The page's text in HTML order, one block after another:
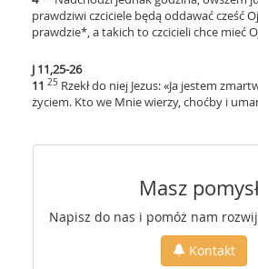
prawdziwi czciciele będą oddawać cześć
prawdzie*, a takich to czcicieli chce mieć
J 11,25-26
11 25 Rzekł do niej Jezus: «Ja jestem
życiem. Kto we Mnie wierzy, choćby i
Masz
Napisz do nas i pomóż nam
Kontakt